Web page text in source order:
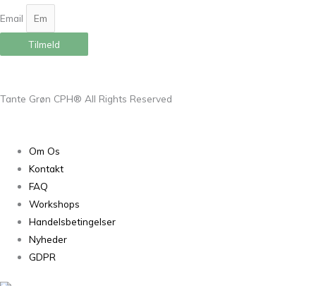
Email
Tilmeld
Tante Grøn CPH® All Rights Reserved
Om Os
Kontakt
FAQ
Workshops
Handelsbetingelser
Nyheder
GDPR